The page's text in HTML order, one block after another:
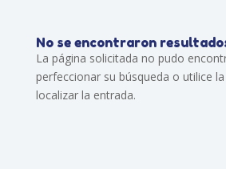
No se encontraron
La página solicitada no pudo
perfeccionar su búsqueda o utilice
localizar la entrada.